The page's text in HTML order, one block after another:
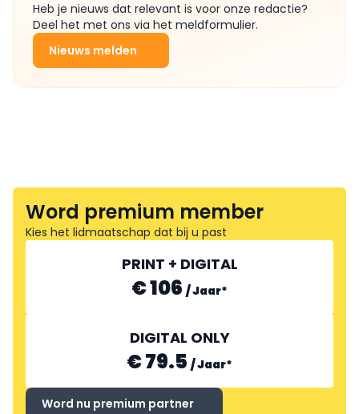
Heb je nieuws dat relevant is voor onze redactie?
Deel het met ons via het meldformulier.
Nieuws melden
Word premium member
Kies het lidmaatschap dat bij u past
PRINT + DIGITAL
€ 106 /Jaar*
DIGITAL ONLY
€ 79.5 /Jaar*
Word nu premium partner